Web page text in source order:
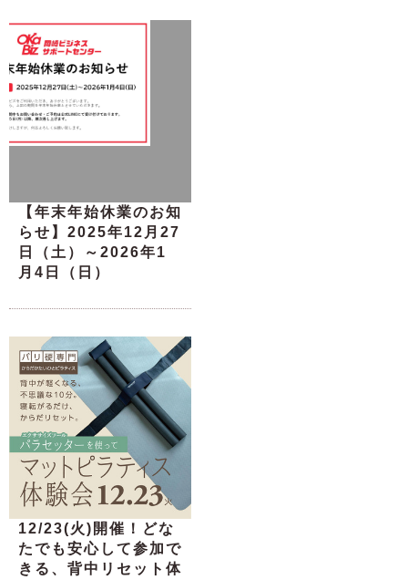
【年末年始休業のお知
らせ】2025年12月27
日（土）～2026年1
月4日（日）
12/23(火)開催！どな
たでも安心して参加で
きる、背中リセット体